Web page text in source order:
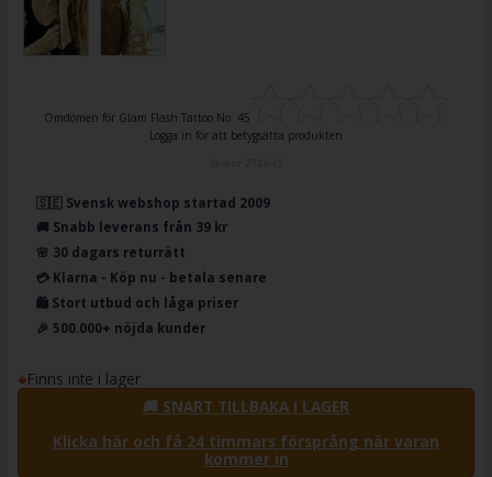
Omdömen för Glam Flash Tattoo No. 45
Logga in för att betygsätta produkten
🇸🇪 Svensk webshop startad 2009
🚚 Snabb leverans från 39 kr
🌸 30 dagars returrätt
💳 Klarna - Köp nu - betala senare
🛍️ Stort utbud och låga priser
🎉 500.000+ nöjda kunder
Finns inte i lager
🚚 SNART TILLBAKA I LAGER
Klicka här och få 24 timmars försprång när varan
kommer in